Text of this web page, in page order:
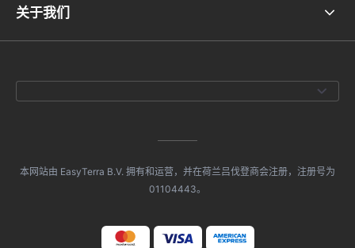
关于我们
本网站由 EasyTerra B.V. 拥有和运营，并在荷兰吕伐登商会注册，注册号为
01104443。